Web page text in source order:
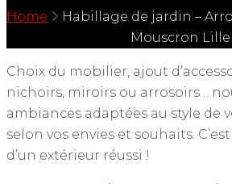
Home
Habillage de jardin –
Mouscron Lille
Choix du mobilier, ajout
nichoirs, miroirs ou arrosoirs…
ambiances adaptées au style de
selon vos envies et souhaits.
d’un extérieur réussi !